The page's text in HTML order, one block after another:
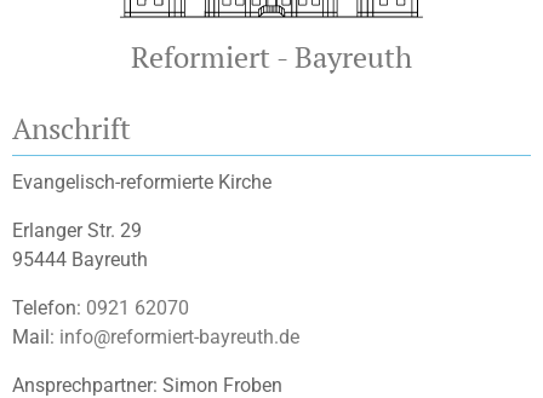
Reformiert - Bayreuth
Anschrift
Evangelisch-reformierte Kirche
Erlanger Str. 29
95444 Bayreuth
Telefon: 0921 62070
Mail: info@reformiert-bayreuth.de
Ansprechpartner: Simon Froben